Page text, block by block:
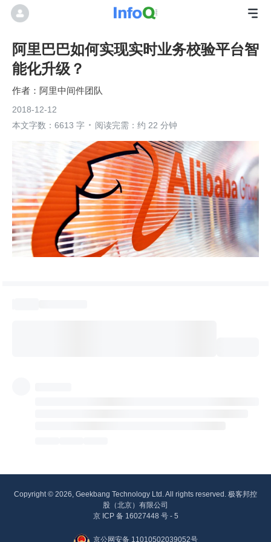
阿里巴巴如何实现实时业务校验平台智
能化升级？
阿里中间件团队
2018-12-12
本文字数：6613 字
阅读完需：约 22 分钟
Copyright © 2026, Geekbang Technology Ltd. All rights reserved. 极客邦控
股（北京）有限公司
京 ICP 备 16027448 号 - 5
京公网安备 11010502039052号